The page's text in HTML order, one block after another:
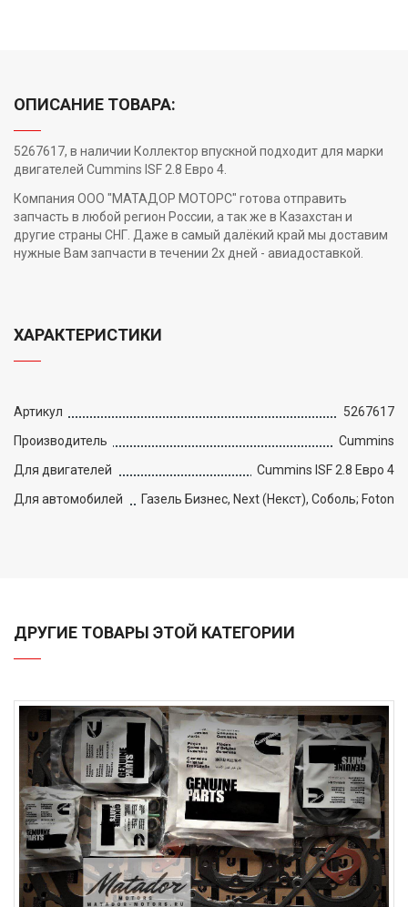
ОПИСАНИЕ ТОВАРА:
5267617, в наличии Коллектор впускной подходит для марки
двигателей Cummins ISF 2.8 Евро 4.
Компания ООО "МАТАДОР МОТОРС" готова отправить
запчасть в любой регион России, а так же в Казахстан и
другие страны СНГ. Даже в самый далёкий край мы доставим
нужные Вам запчасти в течении 2х дней - авиадоставкой.
ХАРАКТЕРИСТИКИ
Артикул
5267617
Производитель
Cummins
Для двигателей
Cummins ISF 2.8 Евро 4
Для автомобилей
Газель Бизнес, Next (Некст), Соболь; Foton
ДРУГИЕ ТОВАРЫ ЭТОЙ КАТЕГОРИИ